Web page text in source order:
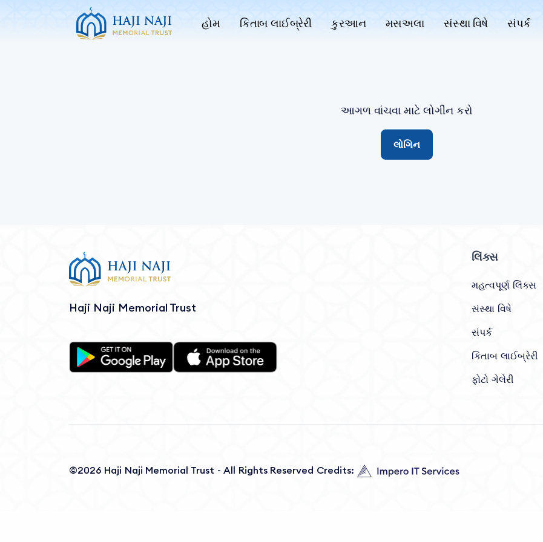
હોમ કિતાબ લાઈબ્રેરી કુરઆન મસઅલા સંસ્થા વિષે સંપર્ક
આગળ વાંચવા માટે લોગીન કરો
લોગિન
Haji Naji Memorial Trust
લિંક્સ
મહત્વપૂર્ણ લિંક્સ
સંસ્થા વિષે
સંપર્ક
કિતાબ લાઈબ્રેરી
ફોટો ગેલેરી
©2026 Haji Naji Memorial Trust - All Rights Reserved Credits: